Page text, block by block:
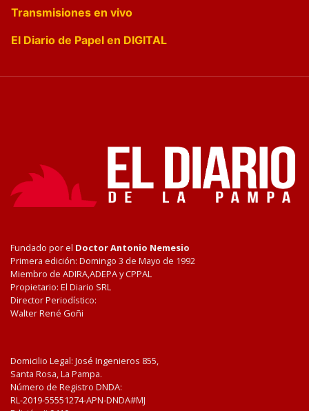
Transmisiones en vivo
El Diario de Papel en DIGITAL
Fundado por el Doctor Antonio Nemesio
Primera edición: Domingo 3 de Mayo de 1992
Miembro de ADIRA,ADEPA y CPPAL
Propietario: El Diario SRL
Director Periodístico:
Walter René Goñi
Domicilio Legal: José Ingenieros 855,
Santa Rosa, La Pampa.
Número de Registro DNDA:
RL-2019-55551274-APN-DNDA#MJ